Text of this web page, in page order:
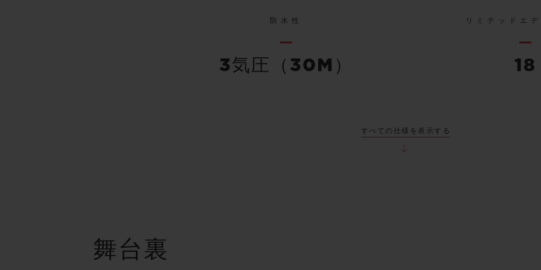
防水性
3気圧（30M）
リミテッドエ
18
すべての仕様を表示する
舞台裏